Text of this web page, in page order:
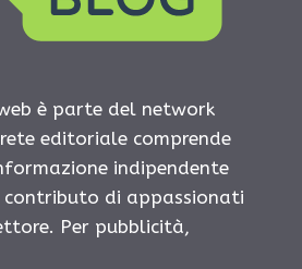
è parte del network
editoriale comprende
indipendente
contributo di appassionati
Per pubblicità,